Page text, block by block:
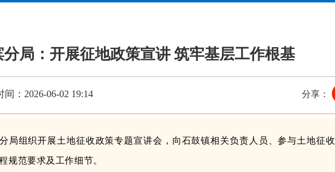
局：开展征地政策宣讲 筑牢基层工作根基
间：2026-06-02 19:14 分享：
分局组织开展土地征收政策专题宣讲会， 向石鼓镇相关负责人员、参与土地征收
规范要求及工作细节。